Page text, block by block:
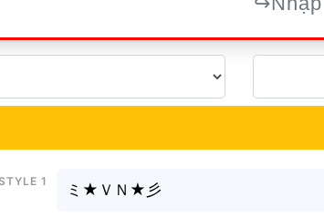
Style 1
ミ★ＶＮ★彡